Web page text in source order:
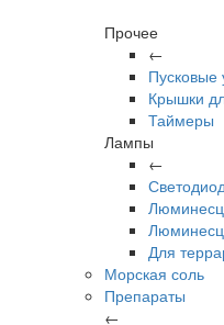
Прочее
←
Пусковые
Крышки
Таймеры
Лампы
←
Для
Морская соль
Препараты
←